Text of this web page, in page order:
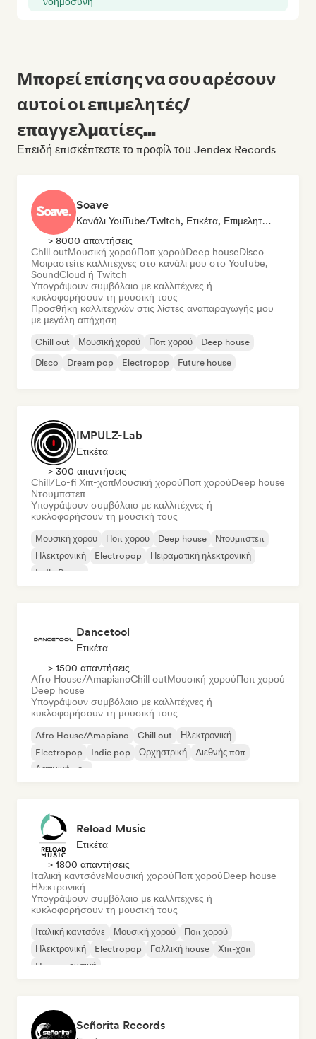
Μπορεί επίσης να σου αρέσουν
αυτοί οι επιμελητές/
επαγγελματίες...
Επειδή επισκέπτεστε το προφίλ του Jendex Records
Soave
Κανάλι YouTube/Twitch, Ετικέτα, Επιμελητής Λίστας Αναπαραγωγής
> 8000 απαντήσεις
Chill outΜουσική χορούΠοπ χορούDeep houseDisco
Μοιραστείτε καλλιτέχνες στο κανάλι μου στο YouTube,
SoundCloud ή Twitch
Υπογράψουν συμβόλαιο με καλλιτέχνες ή
κυκλοφορήσουν τη μουσική τους
Προσθήκη καλλιτεχνών στις λίστες αναπαραγωγής μου
με μεγάλη απήχηση
Chill out Μουσική χορού Ποπ χορού
Deep house
Disco
Dream pop Electropop Future house
IMPULZ-Lab
Ετικέτα
> 300 απαντήσεις
Chill/Lo-fi Χιπ-χοπΜουσική χορούΠοπ χορούDeep house
Ντουμπστεπ
Υπογράψουν συμβόλαιο με καλλιτέχνες ή
κυκλοφορήσουν τη μουσική τους
Μουσική χορού Ποπ χορού Deep house
Ντουμπστεπ
Ηλεκτρονική
Electropop
Πειραματική ηλεκτρονική
Indie Dance
Dancetool
Ετικέτα
> 1500 απαντήσεις
Afro House/AmapianoChill outΜουσική χορούΠοπ χορού
Deep house
Υπογράψουν συμβόλαιο με καλλιτέχνες ή
κυκλοφορήσουν τη μουσική τους
Afro House/Amapiano Chill out
Ηλεκτρονική
Electropop
Indie pop Ορχηστρική
Διεθνής ποπ
Λατινική ποπ
Reload Music
Ετικέτα
> 1800 απαντήσεις
Ιταλική καντσόνεΜουσική χορούΠοπ χορούDeep house
Ηλεκτρονική
Υπογράψουν συμβόλαιο με καλλιτέχνες ή
κυκλοφορήσουν τη μουσική τους
Ιταλική καντσόνε Μουσική χορού
Ποπ χορού
Ηλεκτρονική
Electropop Γαλλική house
Χιπ-χοπ
House μουσική
Señorita Records